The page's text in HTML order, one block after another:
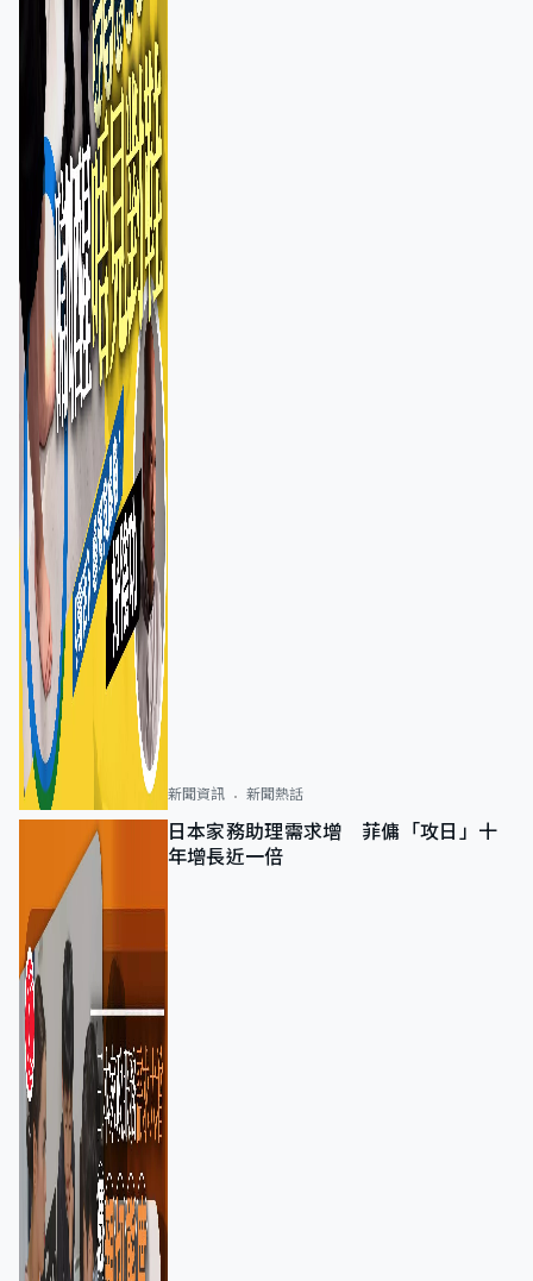
新聞資訊 新聞熱話
日本家務助理需求增 菲傭「攻日」十
年增長近一倍